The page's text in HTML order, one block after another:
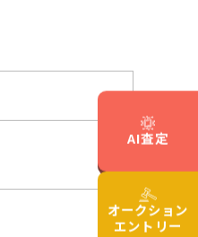
AI査定
オークション
エントリー